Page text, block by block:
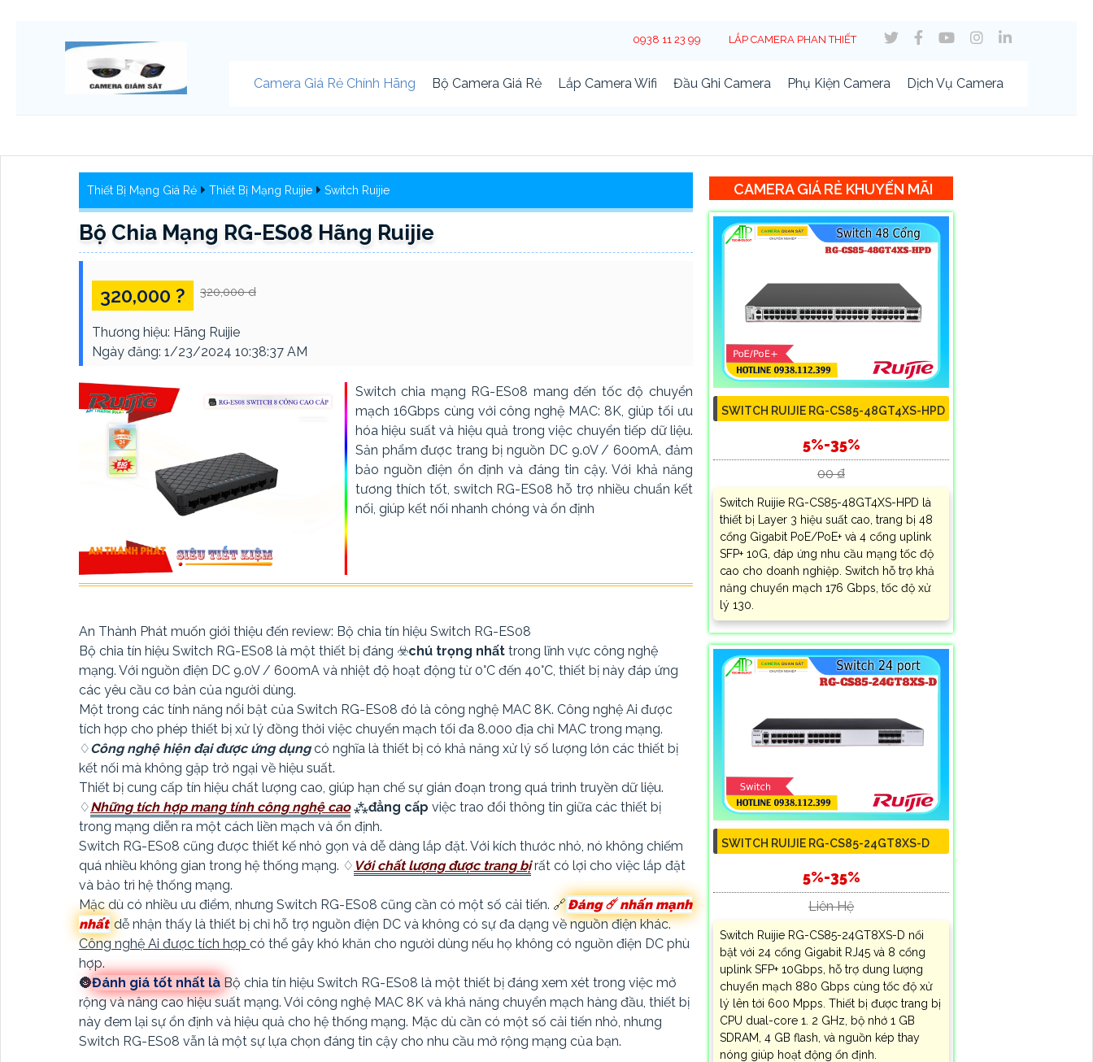
0938 11 23 99 LẮP CAMERA PHAN THIẾT
Camera Giá Rẻ Chính Hãng Bộ Camera Giá Rẻ Lắp Camera Wifi Đầu Ghi Camera Phụ Kiện Camera Dịch Vụ Camera
Thiết Bị Mạng Giá Rẻ Thiết Bị Mạng Ruijie Switch Ruijie
Bộ Chia Mạng RG-ES08 Hãng Ruijie
320,000 ? 320,000 d
Thương hiệu: Hãng Ruijie
Ngày đăng: 1/23/2024 10:38:37 AM
Switch chia mạng RG-ES08 mang đến tốc độ chuyển
mạch 16Gbps cùng với công nghệ MAC: 8K, giúp tối ưu
hóa hiệu suất và hiệu quả trong việc chuyển tiếp dữ liệu.
Sản phẩm được trang bị nguồn DC 9.0V / 600mA, đảm
bảo nguồn điện ổn định và đáng tin cậy. Với khả năng
tương thích tốt, switch RG-ES08 hỗ trợ nhiều chuẩn kết
nối, giúp kết nối nhanh chóng và ổn định
An Thành Phát muốn giới thiệu đến review: Bộ chia tín hiệu Switch RG-ES08
Bộ chia tín hiệu Switch RG-ES08 là một thiết bị đáng ☣️chú trọng nhất trong lĩnh vực công nghệ
mạng. Với nguồn điện DC 9.0V / 600mA và nhiệt độ hoạt động từ 0°C đến 40°C, thiết bị này đáp ứng
các yêu cầu cơ bản của người dùng.
Một trong các tính năng nổi bật của Switch RG-ES08 đó là công nghệ MAC 8K. Công nghệ Ai được
tích hợp cho phép thiết bị xử lý đồng thời việc chuyển mạch tối đa 8.000 địa chỉ MAC trong mạng.
♢Công nghệ hiện đại được ứng dụngcó nghĩa là thiết bị có khả năng xử lý số lượng lớn các thiết bị
kết nối mà không gặp trở ngại về hiệu suất.
Thiết bị cung cấp tín hiệu chất lượng cao, giúp hạn chế sự gián đoạn trong quá trình truyền dữ liệu.
♢Những tích hợp mang tính công nghệ cao⁂đẳng cấp việc trao đổi thông tin giữa các thiết bị
trong mạng diễn ra một cách liền mạch và ổn định.
Switch RG-ES08 cũng được thiết kế nhỏ gọn và dễ dàng lắp đặt. Với kích thước nhỏ, nó không chiếm
quá nhiều không gian trong hệ thống mạng. ♢ Với chất lượng được trang bịrất có lợi cho việc lắp đặt
và bảo trì hệ thống mạng.
Mặc dù có nhiều ưu điểm, nhưng Switch RG-ES08 cũng cần có một số cải tiến. 🔗 Đáng ☄️nhấn mạnh
nhất dễ nhận thấy là thiết bị chỉ hỗ trợ nguồn điện DC và không có sự đa dạng về nguồn điện khác.
Công nghệ Ai được tích hợp có thể gây khó khăn cho người dùng nếu họ không có nguồn điện DC phù
hợp.
🌚Đánh giá tốt nhất là Bộ chia tín hiệu Switch RG-ES08 là một thiết bị đáng xem xét trong việc mở
rộng và nâng cao hiệu suất mạng. Với công nghệ MAC 8K và khả năng chuyển mạch hàng đầu, thiết bị
này đem lại sự ổn định và hiệu quả cho hệ thống mạng. Mặc dù cần có một số cải tiến nhỏ, nhưng
Switch RG-ES08 vẫn là một sự lựa chọn đáng tin cậy cho nhu cầu mở rộng mạng của bạn.
CAMERA GIÁ RẺ KHUYẾN MÃI
SWITCH RUIJIE RG-CS85-48GT4XS-HPD
5%-35%
00 ₫
Switch Ruijie RG-CS85-48GT4XS-HPD là
thiết bị Layer 3 hiệu suất cao, trang bị 48
cổng Gigabit PoE/PoE+ và 4 cổng uplink
SFP+ 10G, đáp ứng nhu cầu mạng tốc độ
cao cho doanh nghiệp. Switch hỗ trợ khả
năng chuyển mạch 176 Gbps, tốc độ xử
lý 130.
SWITCH RUIJIE RG-CS85-24GT8XS-D
5%-35%
Liên Hệ
Switch Ruijie RG-CS85-24GT8XS-D nổi
bật với 24 cổng Gigabit RJ45 và 8 cổng
uplink SFP+ 10Gbps, hỗ trợ dung lượng
chuyển mạch 880 Gbps cùng tốc độ xử
lý lên tới 600 Mpps. Thiết bị được trang bị
CPU dual-core 1. 2 GHz, bộ nhớ 1 GB
SDRAM, 4 GB flash, và nguồn kép thay
nóng giúp hoạt động ổn định.